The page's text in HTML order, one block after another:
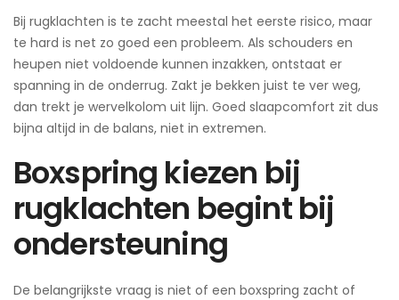
Bij rugklachten is te zacht meestal het eerste risico, maar
te hard is net zo goed een probleem. Als schouders en
heupen niet voldoende kunnen inzakken, ontstaat er
spanning in de onderrug. Zakt je bekken juist te ver weg,
dan trekt je wervelkolom uit lijn. Goed slaapcomfort zit dus
bijna altijd in de balans, niet in extremen.
Boxspring kiezen bij
rugklachten begint bij
ondersteuning
De belangrijkste vraag is niet of een boxspring zacht of